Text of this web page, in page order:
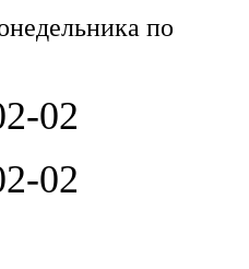
по
02
02